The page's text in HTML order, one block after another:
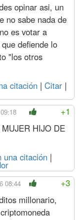
508 3137
461 3215
450 3337
80999 477132
579 2819
498 3076
452 3152
441 3271
492
446 3112
435 3229
78392 461774
opinar asi, un
no sabe nada de
es votar a
defiende lo
"los otros
citación | Citar |
+1
HIJO DE
una citación |
+3
08:44
millonario,